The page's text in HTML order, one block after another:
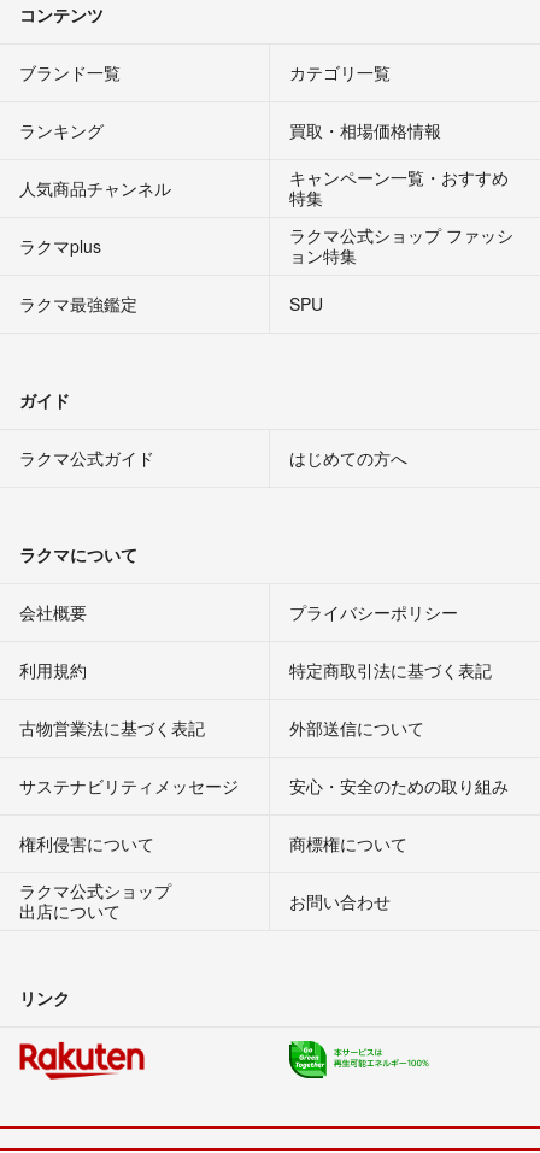
コンテンツ
ブランド一覧 カテゴリ一覧
ランキング 買取・相場価格情報
人気商品チャンネル
キャンペーン一覧・おすすめ
特集
ラクマplus
ラクマ公式ショップ ファッシ
ョン特集
ラクマ最強鑑定
SPU
ガイド
ラクマ公式ガイド はじめての方へ
ラクマについて
会社概要 プライバシーポリシー
利用規約 特定商取引法に基づく表記
古物営業法に基づく表記 外部送信について
サステナビリティメッセージ 安心・安全のための取り組み
権利侵害について
商標権について
ラクマ公式ショップ
出店について
お問い合わせ
リンク